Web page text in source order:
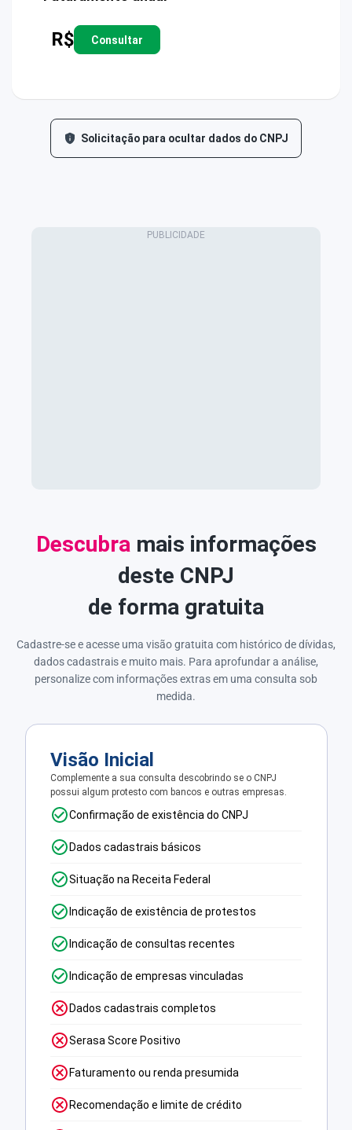
R$ Consultar
Solicitação para ocultar dados do CNPJ
Descubra mais informações
deste CNPJ
de forma gratuita
Cadastre-se e acesse uma visão gratuita com histórico de dívidas,
dados cadastrais e muito mais. Para aprofundar a análise,
personalize com informações extras em uma consulta sob
medida.
Visão Inicial
Complemente a sua consulta descobrindo se o CNPJ
possui algum protesto com bancos e outras empresas.
Confirmação de existência do CNPJ
Dados cadastrais básicos
Situação na Receita Federal
Indicação de existência de protestos
Indicação de consultas recentes
Indicação de empresas vinculadas
Dados cadastrais completos
Serasa Score Positivo
Faturamento ou renda presumida
Recomendação e limite de crédito